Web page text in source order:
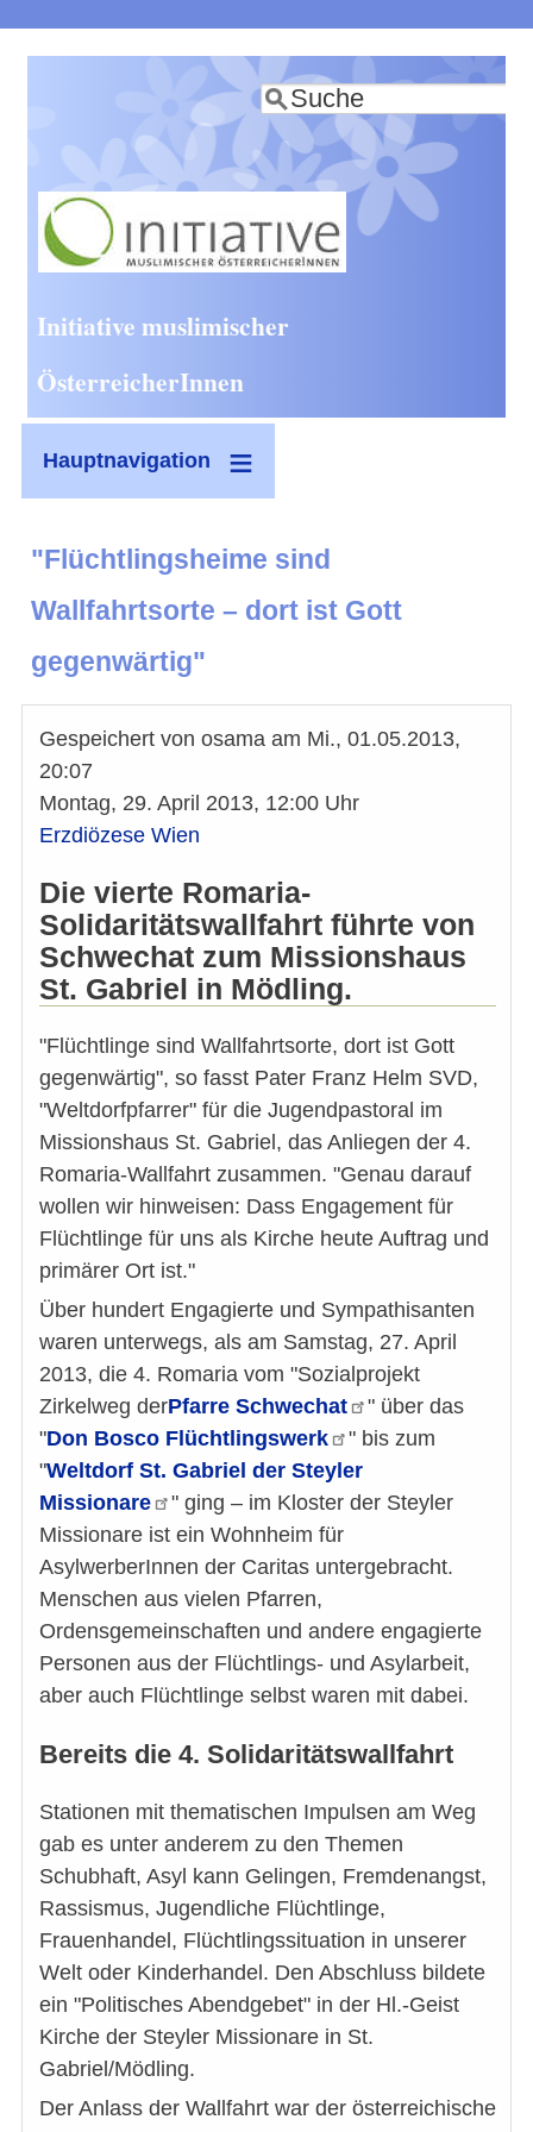
zum
Inhalt
Suche
Initiative muslimischer
ÖsterreicherInnen
Hauptnavigation
"Flüchtlingsheime sind
Wallfahrtsorte – dort ist Gott
gegenwärtig"
Gespeichert von osama am Mi., 01.05.2013,
20:07
Montag, 29. April 2013, 12:00 Uhr
Erzdiözese Wien
Die vierte Romaria-
Solidaritätswallfahrt führte von
Schwechat zum Missionshaus
St. Gabriel in Mödling.
"Flüchtlinge sind Wallfahrtsorte, dort ist Gott
gegenwärtig", so fasst Pater Franz Helm SVD,
"Weltdorfpfarrer" für die Jugendpastoral im
Missionshaus St. Gabriel, das Anliegen der 4.
Romaria-Wallfahrt zusammen. "Genau darauf
wollen wir hinweisen: Dass Engagement für
Flüchtlinge für uns als Kirche heute Auftrag und
primärer Ort ist."
Über hundert Engagierte und Sympathisanten
waren unterwegs, als am Samstag, 27. April
2013, die 4. Romaria vom "Sozialprojekt
Zirkelweg derPfarre Schwechat
" über das
"Don Bosco Flüchtlingswerk
" bis zum
"Weltdorf St. Gabriel der Steyler
Missionare
" ging – im Kloster der Steyler
Missionare ist ein Wohnheim für
AsylwerberInnen der Caritas untergebracht.
Menschen aus vielen Pfarren,
Ordensgemeinschaften und andere engagierte
Personen aus der Flüchtlings- und Asylarbeit,
aber auch Flüchtlinge selbst waren mit dabei.
Bereits die 4. Solidaritätswallfahrt
Stationen mit thematischen Impulsen am Weg
gab es unter anderem zu den Themen
Schubhaft, Asyl kann Gelingen, Fremdenangst,
Rassismus, Jugendliche Flüchtlinge,
Frauenhandel, Flüchtlingssituation in unserer
Welt oder Kinderhandel. Den Abschluss bildete
ein "Politisches Abendgebet" in der Hl.-Geist
Kirche der Steyler Missionare in St.
Gabriel/Mödling.
Der Anlass der Wallfahrt war der österreichische